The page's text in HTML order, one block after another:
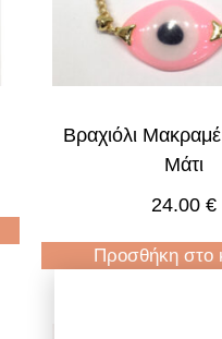
Βραχιόλι
Μάτι
24.00 €
Προσθήκη στο